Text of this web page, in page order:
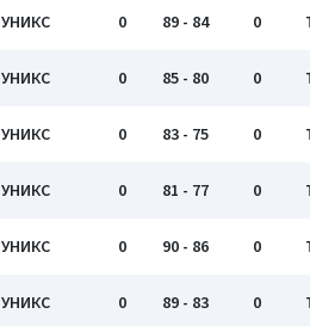
УНИКС 0 89 - 84 0
УНИКС 0 85 - 80 0
УНИКС 0 83 - 75 0
УНИКС 0 81 - 77 0
УНИКС 0 90 - 86 0
УНИКС 0 89 - 83 0